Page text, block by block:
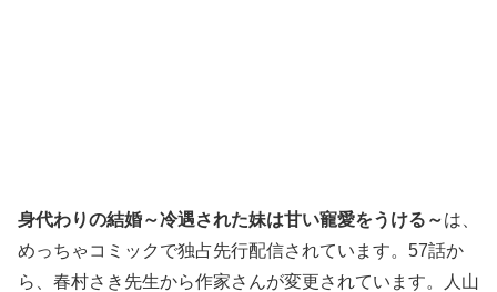
身代わりの結婚～冷遇された妹は甘い寵愛をうける～は、
めっちゃコミックで独占先行配信されています。57話か
ら、 春村さき先生から作家さんが変更されています。
人山